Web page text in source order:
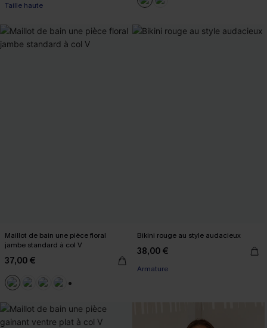
Taille haute
Maillot de bain une pièce floral
jambe standard à col V
37,00 €
Bikini rouge au style audacieux
38,00 €
Armature